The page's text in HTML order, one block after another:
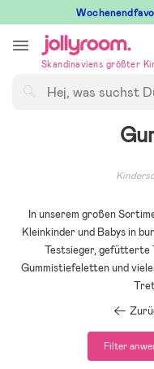
till
innehållet
Skandinaviens größter
In unserem großen
Kleinkinder und Babys in
Testsieger, gefütterte
Gummistiefeletten und
Filter